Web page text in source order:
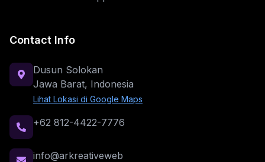
Contact Info
Dusun Solokan
Jawa Barat, Indonesia
Lihat Lokasi di Google Maps
+62 812-4422-7776
info@arkreativeweb